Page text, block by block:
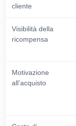
cliente
Visibilità della
ricompensa
Motivazione
all’acquisto